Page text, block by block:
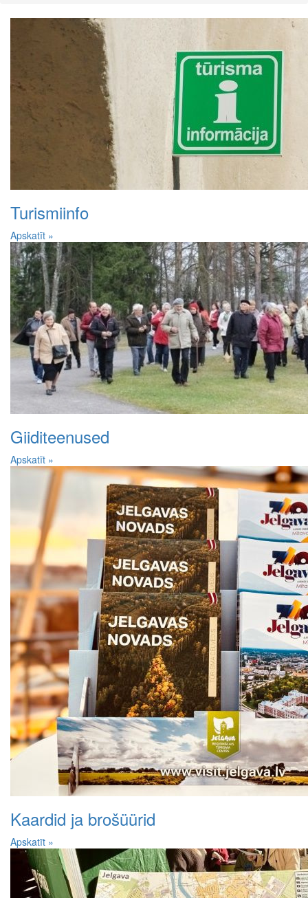
Turismiinfo
Apskatīt »
Giiditeenused
Apskatīt »
Kaardid ja brošüürid
Apskatīt »